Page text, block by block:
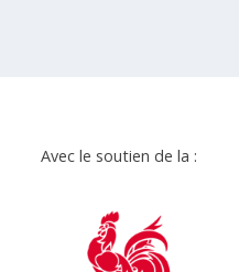
Avec le soutien de la :